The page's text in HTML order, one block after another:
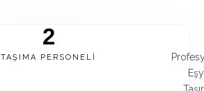
TAŞIMA PERSONELI
2